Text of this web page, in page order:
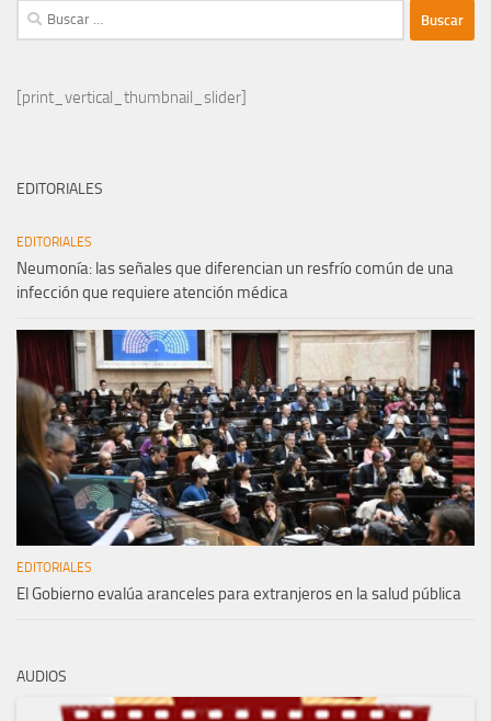
Buscar:
[print_vertical_thumbnail_slider]
EDITORIALES
EDITORIALES
Neumonía: las señales que diferencian un resfrío común de una
infección que requiere atención médica
EDITORIALES
El Gobierno evalúa aranceles para extranjeros en la salud pública
AUDIOS